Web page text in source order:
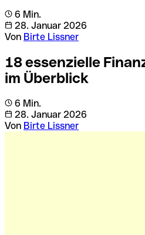
6 Min.
28. Januar 2026
Von Birte Lissner
18 essenzielle
im Überblick
6 Min.
28. Januar 2026
Von Birte Lissner